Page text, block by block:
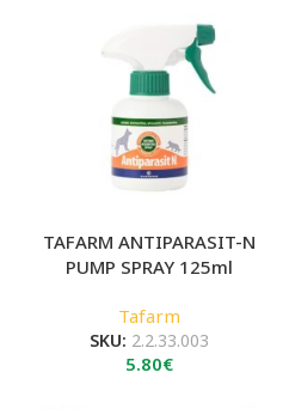
TAFARM ANTIPARASIT-N
PUMP SPRAY 125ml
Tafarm
SKU: 2.2.33.003
5.80€